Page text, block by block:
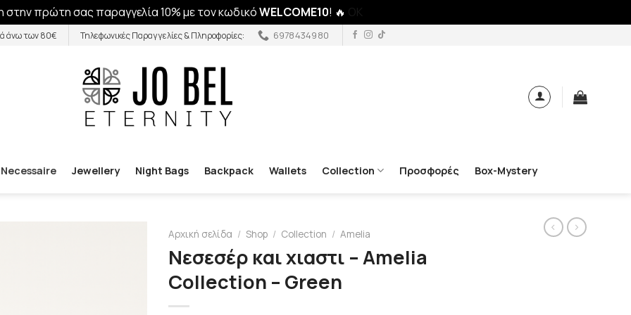
πρώτη σας παραγγελία 10% με τον κωδικόWELCOME10! 🔥 OK
άνω των 80€ Τηλεφωνικές Παραγγελίες & Πληροφορίες: 6978434980
Necessaire Jewellery Night Bags Backpack Wallets Collection Προσφορές Box-Mystery
Αρχική σελίδα / Shop / Collection / Amelia
Νεσεσέρ και χιαστι – Αmelia
Collection – Green